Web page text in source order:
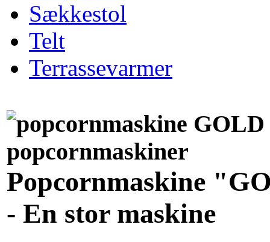
Sækkestol
Telt
Terrassevarmer
Popcornmaskine
- En stor maskine